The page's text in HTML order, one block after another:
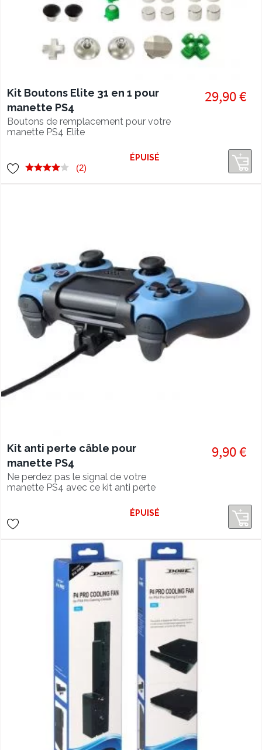
Kit Boutons Elite 31 en 1 pour
manette PS4
Boutons de remplacement pour votre
manette PS4 Elite
29,90 €
(2)
ÉPUISÉ
Kit anti perte câble pour
manette PS4
Ne perdez pas le signal de votre
manette PS4 avec ce kit anti perte
9,90 €
ÉPUISÉ